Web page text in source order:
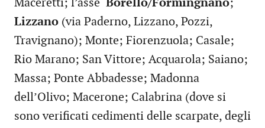
Maceretti; l’asse Borello/Formingnano;
Lizzano (via Paderno, Lizzano, Pozzi,
Travignano); Monte; Fiorenzuola; Casale;
Rio Marano; San Vittore; Acquarola; Saiano;
Massa; Ponte Abbadesse; Madonna
dell’Olivo; Macerone; Calabrina (dove si
sono verificati cedimenti delle scarpate, degli